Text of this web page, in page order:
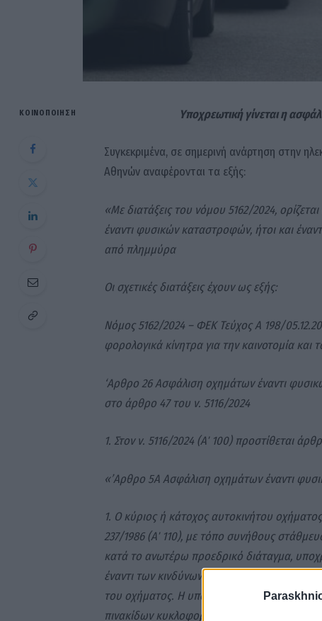
ΚΟΙΝΟΠΟΊΗΣΗ Υποχρεωτική γίνεται η
Συγκεκριμένα, σε σημερινή ανάρτηση στην
Αθηνών αναφέρονται τα εξής:
«Με διατάξεις του νόμου 5162/2024,
έναντι φυσικών καταστροφών, ήτοι και
από πλημμύρα
Οι σχετικές διατάξεις έχουν ως εξής:
Νόμος 5162/2024 – ΦΕΚ Τεύχος Α 198/
φορολογικά κίνητρα για την καινοτομία και
‘Αρθρο 26 Ασφάλιση οχημάτων έναντι
στο άρθρο 47 του ν. 5116/2024
1. Στον ν. 5116/2024 (Α΄ 100) προστίθεται
«’Αρθρο 5Α Ασφάλιση οχημάτων έναντι
1. Ο κύριος ή κάτοχος αυτοκινήτου
237/1986 (Α΄ 110), με τόπο συνήθους
κατά το ανωτέρω προεδρικό διάταγμα,
έναντι των κινδύνων από δασική πυρκαγιά
του οχήματος. Η υποχρέωση ασφάλισης
πινακίδων κυκλοφορίας, χωρίς να εξαρτάται